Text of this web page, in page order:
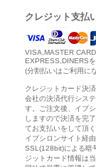
クレジット支払
VISA,MASTER
EXPRESS,DINERSを
(分割払いはご利用に
クレジットカード決
会社の決済代行シス
す。ご注文後、イプ
しますので決済を完
てお支払いをして頂
イプシロンサイト経
SSL(128bit)による暗
ジットカード情報は